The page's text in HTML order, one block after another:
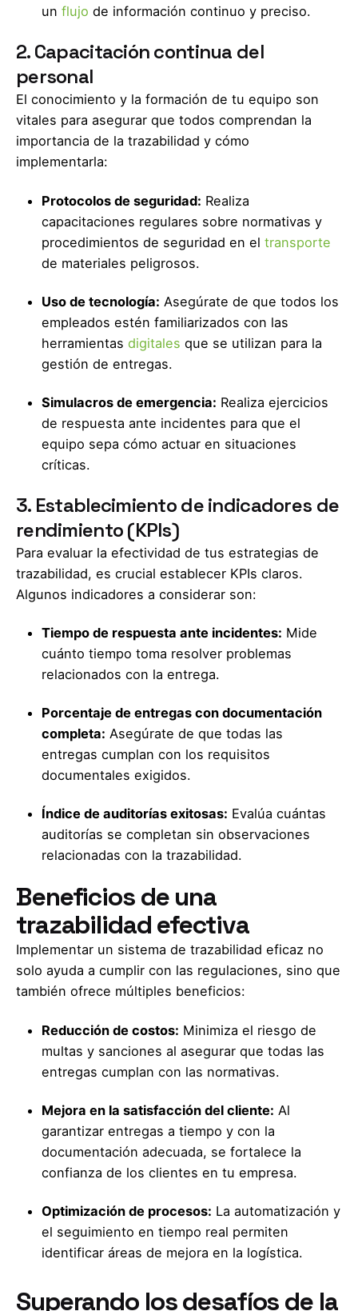
un flujo de información continuo y preciso.
2. Capacitación continua del
personal
El conocimiento y la formación de tu equipo son
vitales para asegurar que todos comprendan la
importancia de la trazabilidad y cómo
implementarla:
Protocolos de seguridad: Realiza
capacitaciones regulares sobre normativas y
procedimientos de seguridad en el transporte
de materiales peligrosos.
Uso de tecnología: Asegúrate de que todos los
empleados estén familiarizados con las
herramientas digitales que se utilizan para la
gestión de entregas.
Simulacros de emergencia: Realiza ejercicios
de respuesta ante incidentes para que el
equipo sepa cómo actuar en situaciones
críticas.
3. Establecimiento de indicadores de
rendimiento (KPIs)
Para evaluar la efectividad de tus estrategias de
trazabilidad, es crucial establecer KPIs claros.
Algunos indicadores a considerar son:
Tiempo de respuesta ante incidentes: Mide
cuánto tiempo toma resolver problemas
relacionados con la entrega.
Porcentaje de entregas con documentación
completa: Asegúrate de que todas las
entregas cumplan con los requisitos
documentales exigidos.
Índice de auditorías exitosas: Evalúa cuántas
auditorías se completan sin observaciones
relacionadas con la trazabilidad.
Beneficios de una
trazabilidad efectiva
Implementar un sistema de trazabilidad eficaz no
solo ayuda a cumplir con las regulaciones, sino que
también ofrece múltiples beneficios:
Reducción de costos: Minimiza el riesgo de
multas y sanciones al asegurar que todas las
entregas cumplan con las normativas.
Mejora en la satisfacción del cliente: Al
garantizar entregas a tiempo y con la
documentación adecuada, se fortalece la
confianza de los clientes en tu empresa.
Optimización de procesos: La automatización y
el seguimiento en tiempo real permiten
identificar áreas de mejora en la logística.
Superando los desafíos de la